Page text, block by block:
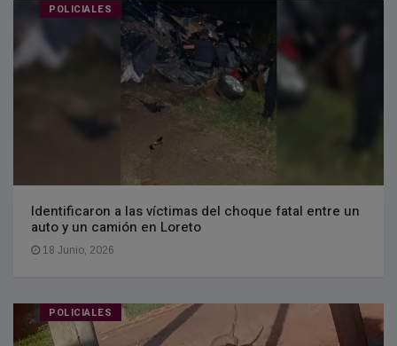
POLICIALES
Identificaron a las víctimas del choque fatal entre un
auto y un camión en Loreto
18 Junio, 2026
POLICIALES